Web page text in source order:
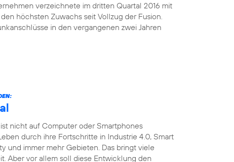
verzeichnete im dritten Quartal 2016 mit
höchsten Zuwachs seit Vollzug der Fusion.
in den vergangenen zwei Jahren
nicht auf Computer oder Smartphones
durch ihre Fortschritte in Industrie 4.0, Smart
und immer mehr Gebieten. Das bringt viele
Aber vor allem soll diese Entwicklung den